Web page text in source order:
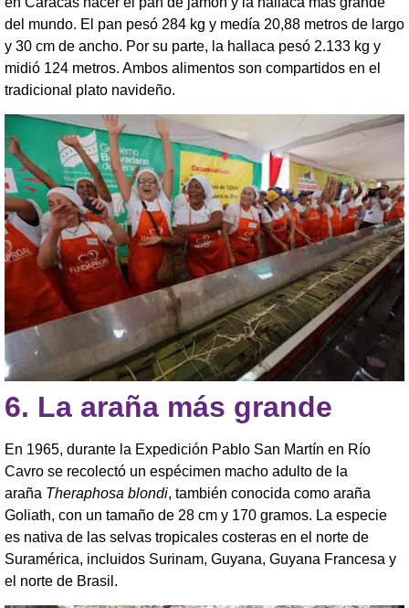
del mundo. El pan pesó 284 kg y medía 20,88 metros de largo
y 30 cm de ancho. Por su parte, la hallaca pesó 2.133 kg y
midió 124 metros. Ambos alimentos son compartidos en el
tradicional plato navideño.
6. La araña más grande
En 1965, durante la Expedición Pablo San Martín en Río
Cavro se recolectó un espécimen macho adulto de la
araña Theraphosa blondi, también conocida como araña
Goliath, con un tamaño de 28 cm y 170 gramos. La especie
es nativa de las selvas tropicales costeras en el norte de
Suramérica, incluidos Surinam, Guyana, Guyana Francesa y
el norte de Brasil.